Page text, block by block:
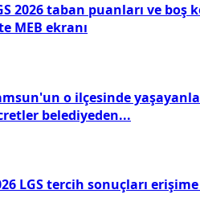
2026 taban puanları ve boş
MEB ekranı
o ilçesinde
belediyeden...
LGS tercih sonuçları erişime